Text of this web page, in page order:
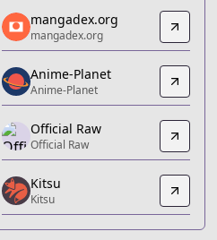
mangadex.org
mangadex.org
https://mangadex.org/title/
Anime-Planet
Anime-Planet
https://www.anime-
Official Raw
Official Raw
https://manga.bilibili.com/
Kitsu
Kitsu
mangadex.org
mangadex.org
Anime-Planet
Anime-Planet
Official Raw
Official Raw
Kitsu
Kitsu